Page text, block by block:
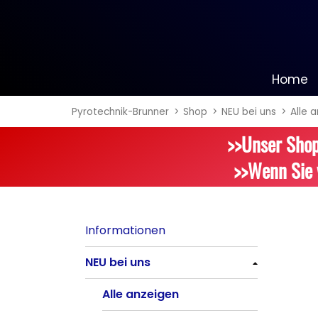
Home
Alle anzeigen
Alle anzeigen
Pyrotechnik-Brunner Shop NEU bei uns Alle
>>Unser
>>Wenn
Informationen
NEU bei uns
Alle anzeigen